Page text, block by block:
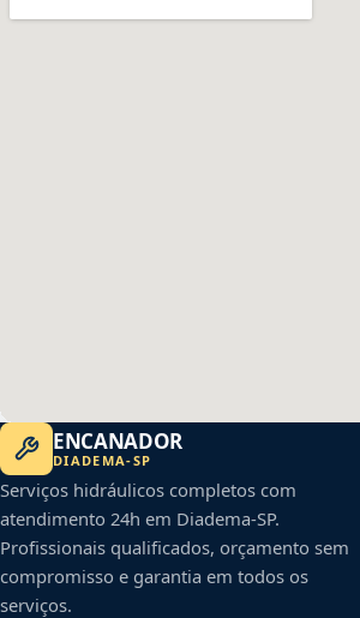
ENCANADOR
DIADEMA-SP
Serviços hidráulicos completos com
atendimento 24h em Diadema-SP.
Profissionais qualificados, orçamento sem
compromisso e garantia em todos os
serviços.